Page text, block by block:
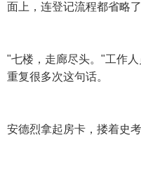
面上，连登记流程都省略了
"七楼，走廊尽头。"工作
重复很多次这句话。
安德烈拿起房卡，搂着史